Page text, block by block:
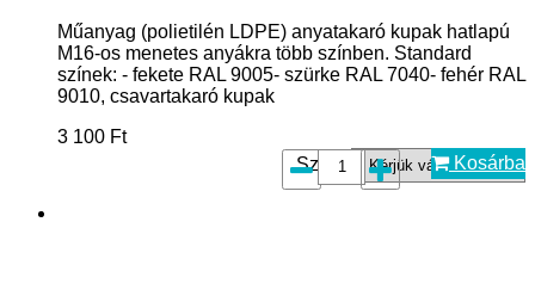
Műanyag (polietilén LDPE) anyatakaró kupak hatlapú
M16-os menetes anyákra több színben. Standard
színek: - fekete RAL 9005- szürke RAL 7040- fehér RAL
9010, csavartakaró kupak
3 100 Ft
Szín*:
Kosárba